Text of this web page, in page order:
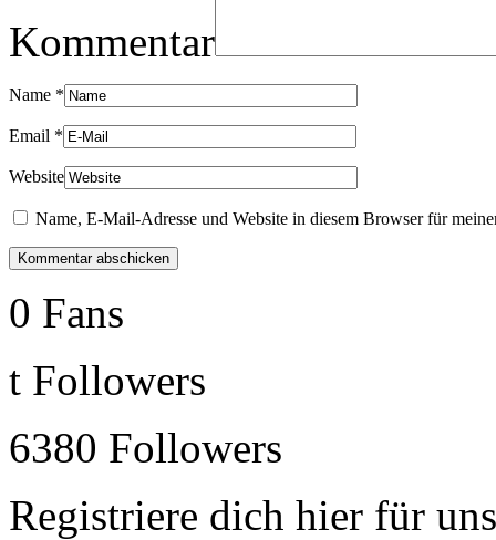
Kommentar
Name *
Email *
Website
Name, E-Mail-Adresse und Website in diesem Browser für
0 Fans
t Followers
6380 Followers
Registriere dich hier für